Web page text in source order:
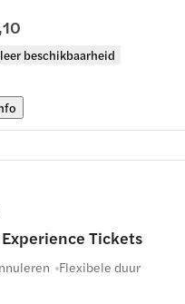
beschikbaarheid
Tickets
Flexibele duur